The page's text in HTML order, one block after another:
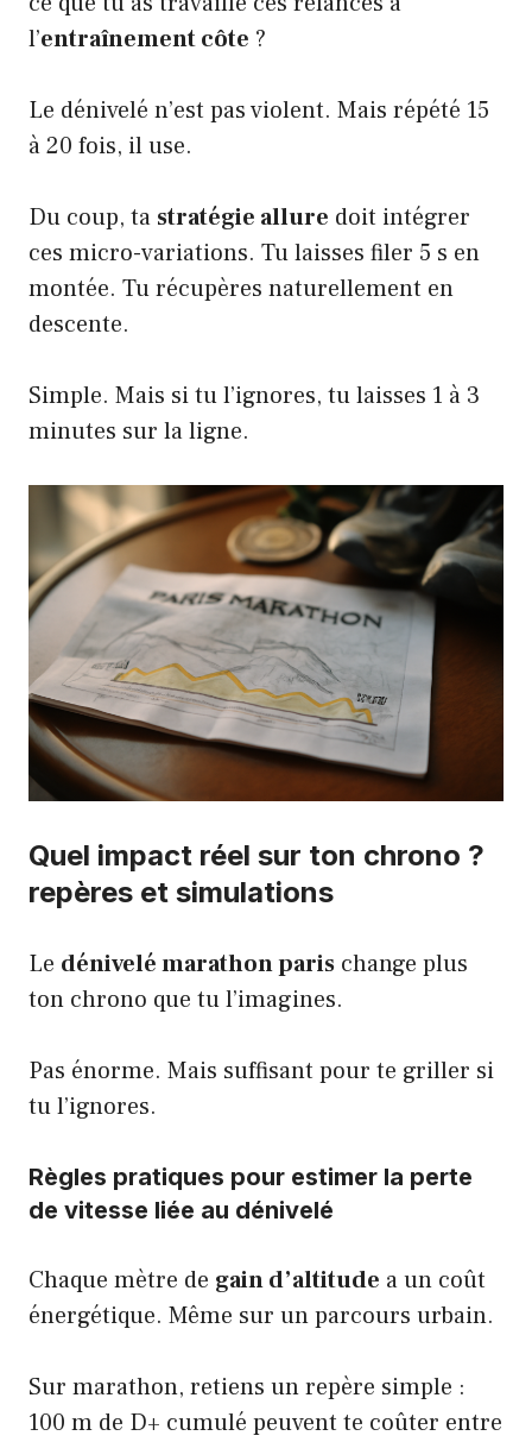
l’entraînement côte ?
Le dénivelé n’est pas violent. Mais répété 15
à 20 fois, il use.
Du coup, ta stratégie allure doit intégrer
ces micro-variations. Tu laisses filer 5 s en
montée. Tu récupères naturellement en
descente.
Simple. Mais si tu l’ignores, tu laisses 1 à 3
minutes sur la ligne.
Quel impact réel sur ton chrono ?
repères et simulations
Le dénivelé marathon paris change plus
ton chrono que tu l’imagines.
Pas énorme. Mais suffisant pour te griller si
tu l’ignores.
Règles pratiques pour estimer la perte
de vitesse liée au dénivelé
Chaque mètre de gain d’altitude a un coût
énergétique. Même sur un parcours urbain.
Sur marathon, retiens un repère simple :
100 m de D+ cumulé peuvent te coûter entre